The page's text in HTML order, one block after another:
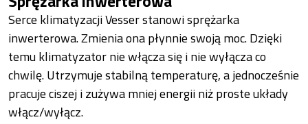
Serce klimatyzacji Vesser stanowi sprężarka
inwerterowa. Zmienia ona płynnie swoją moc. Dzięki
temu klimatyzator nie włącza się i nie wyłącza co
chwilę. Utrzymuje stabilną temperaturę, a jednocześnie
pracuje ciszej i zużywa mniej energii niż proste układy
włącz/wyłącz.